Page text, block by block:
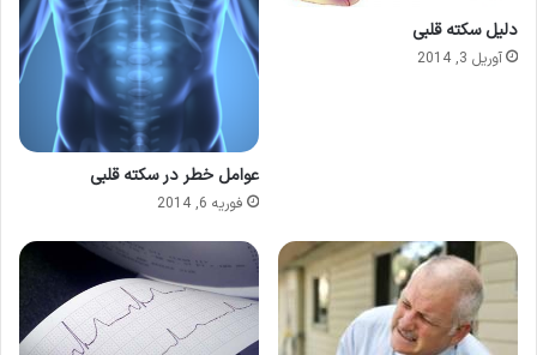
دلیل سکته قلبی
آوریل 3, 2014
عوامل خطر در سكته قلبی
فوریه 6, 2014